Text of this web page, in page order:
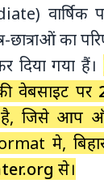
वार्षिक
छात्राओं का
दिया गया हैं।
वेबसाइट पर
जिसे आप
मे,
से।